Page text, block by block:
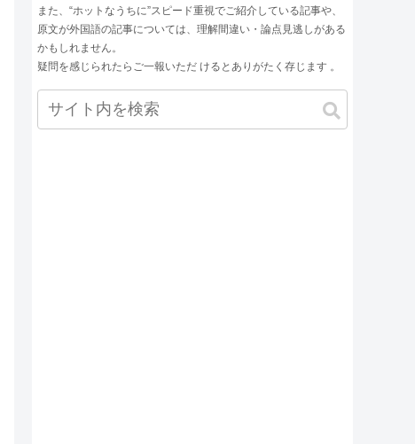
また、“ホットなうちに”スピード重視でご紹介している記事や、
原文が外国語の記事については、理解間違い・論点見逃しがある
かもしれません。
疑問を感じられたらご一報いただ けるとありがたく存じます 。